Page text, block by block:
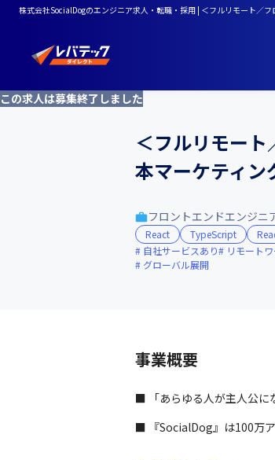
株式会社SocialDogのエンジニア求人・転職・採用 | ＜フルリモート／
この求人は募集終了しました
＜フルリモー
本マーケティ
フロントエンドエンジニ
React TypeScript
自社サービスあり
リモート
グローバル展開
事業概要
■ 「あらゆる人が主人公に
■ 『SocialDog』は100万ア